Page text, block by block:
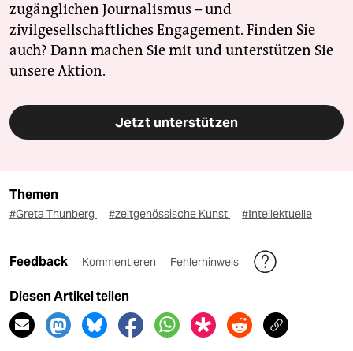
zugänglichen Journalismus – und
zivilgesellschaftliches Engagement. Finden Sie
auch? Dann machen Sie mit und unterstützen Sie
unsere Aktion.
Jetzt unterstützen
Themen
#Greta Thunberg #zeitgenössische Kunst #Intellektuelle
Feedback Kommentieren Fehlerhinweis
Diesen Artikel teilen